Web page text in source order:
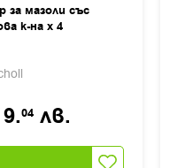
мазоли със
к-на х 4
9.04 лв.